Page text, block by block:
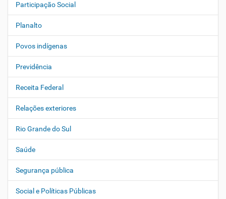
Participação Social
Planalto
Povos indígenas
Previdência
Receita Federal
Relações exteriores
Rio Grande do Sul
Saúde
Segurança pública
Social e Políticas Públicas